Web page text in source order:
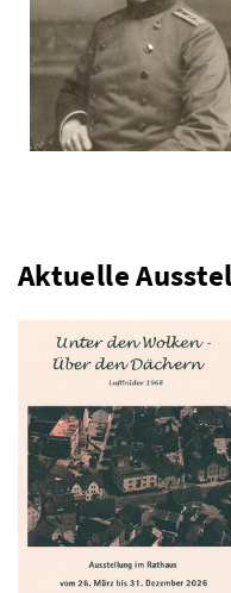
Aktuelle